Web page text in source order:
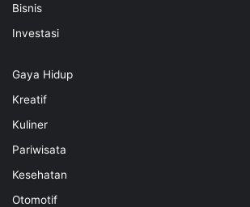
Bisnis
Investasi
Gaya Hidup
Kreatif
Kuliner
Pariwisata
Kesehatan
Otomotif